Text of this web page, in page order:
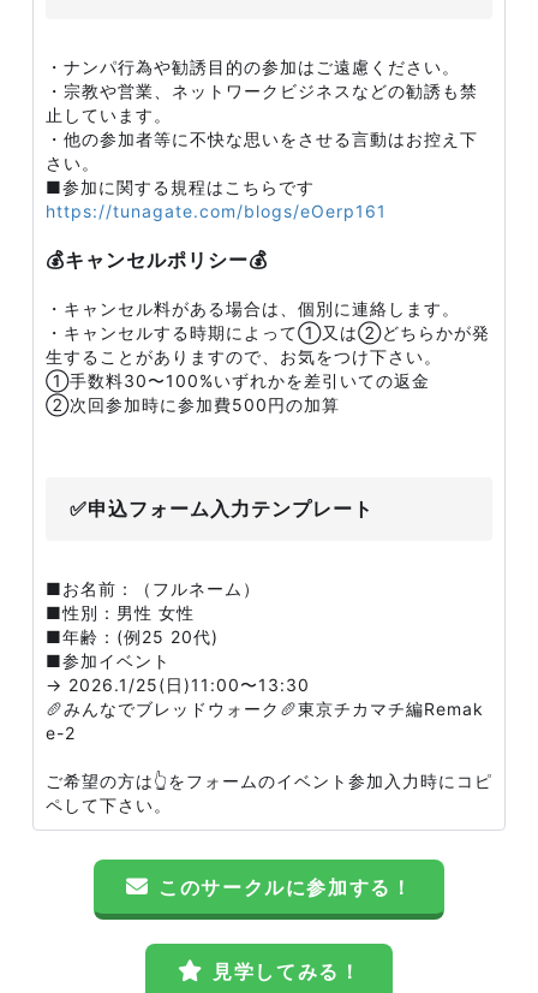
・ナンパ行為や勧誘目的の参加はご遠慮ください。
・宗教や営業、ネットワークビジネスなどの勧誘も禁
止しています。
・他の参加者等に不快な思いをさせる言動はお控え下
さい。
■参加に関する規程はこちらです
https://tunagate.com/blogs/eOerp161
💰キャンセルポリシー💰
・キャンセル料がある場合は、個別に連絡します。
・キャンセルする時期によって①又は②どちらかが発
生することがありますので、お気をつけ下さい。
①手数料30〜100%いずれかを差引いての返金
②次回参加時に参加費500円の加算
✅申込フォーム入力テンプレート
■お名前：（フルネーム）
■性別：男性 女性
■年齢：(例25 20代)
■参加イベント
→ 2026.1/25(日)11:00〜13:30
🥖みんなでブレッドウォーク🥖東京チカマチ編Remak
e-2
ご希望の方は👆をフォームのイベント参加入力時にコピ
ペして下さい。
このサークルに参加する！
見学してみる！